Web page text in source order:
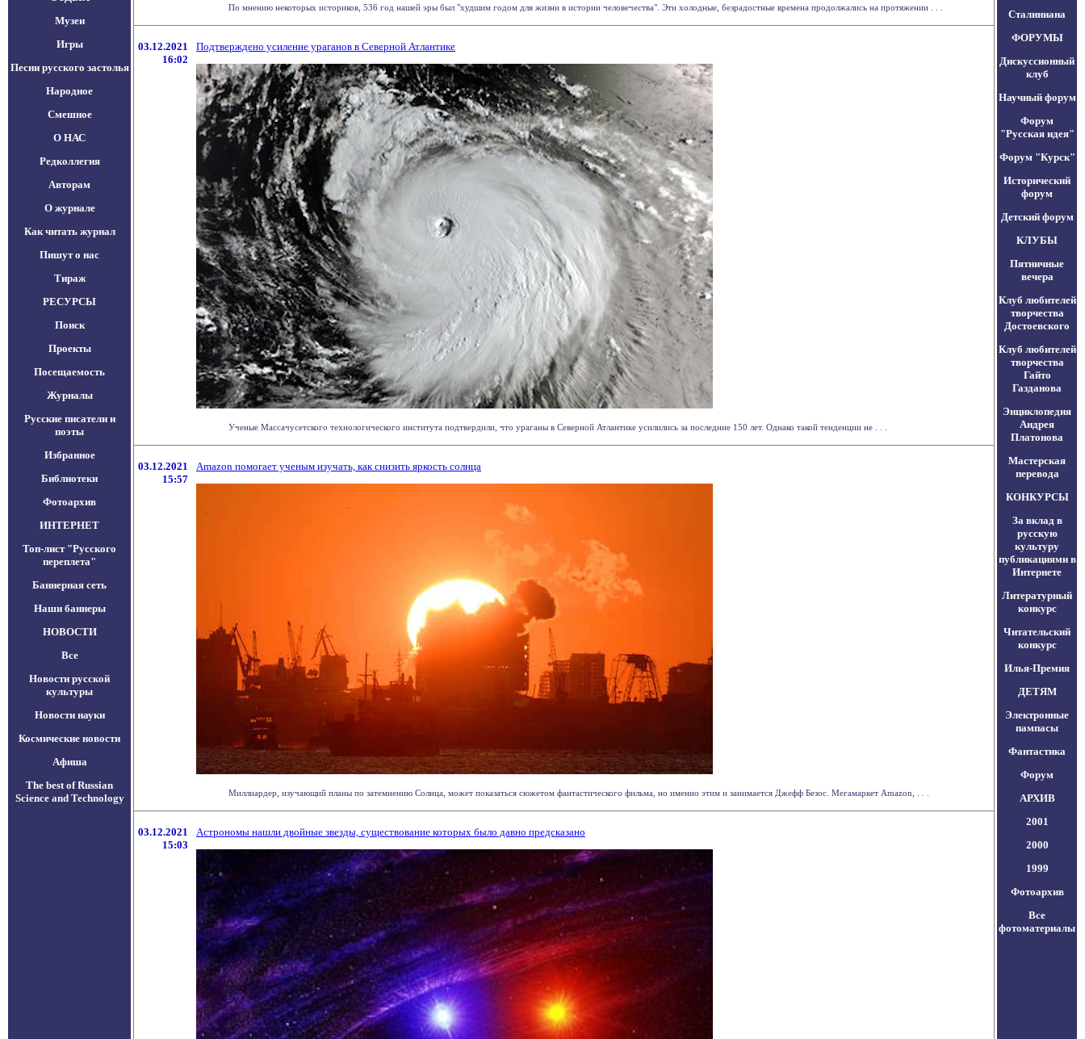
Музеи
Игры
Песни русского застолья
Народное
Смешное
О НАС
Редколлегия
Авторам
О журнале
Как читать журнал
Пишут о нас
Тираж
РЕСУРСЫ
Поиск
Проекты
Посещаемость
Журналы
Русские писатели и
поэты
Избранное
Библиотеки
Фотоархив
ИНТЕРНЕТ
Топ-лист "Русского
переплета"
Баннерная сеть
Наши баннеры
НОВОСТИ
Все
Новости русской
культуры
Новости науки
Космические новости
Афиша
The best of Russian
Science and Technology
По мнению некоторых историков, 536 год нашей эры был "худшим годом для жизни в истории человечества". Эти холодные, безрадостные времена продолжались на протяжении . . .
03.12.2021
16:02
Подтверждено усиление ураганов в Северной Атлантике
Ученые Массачусетского технологического института подтвердили, что ураганы в Северной Атлантике усилились за последние 150 лет. Однако такой тенденции не . . .
03.12.2021
15:57
Amazon помогает ученым изучать, как снизить яркость солнца
Миллиардер, изучающий планы по затемнению Солнца, может показаться сюжетом фантастического фильма, но именно этим и занимается Джефф Безос. Мегамаркет Amazon, . . .
03.12.2021
15:03
Астрономы нашли двойные звезды, существование которых было давно предсказано
Сталиниана
ФОРУМЫ
Дискуссионный
клуб
Научный форум
Форум
"Русская идея"
Форум "Курск"
Исторический
форум
Детский форум
КЛУБЫ
Пятничные
вечера
Клуб любителей
творчества
Достоевского
Клуб любителей
творчества
Гайто
Газданова
Энциклопедия
Андрея
Платонова
Мастерская
перевода
КОНКУРСЫ
За вклад в
русскую
культуру
публикациями в
Интернете
Литературный
конкурс
Читательский
конкурс
Илья-Премия
ДЕТЯМ
Электронные
пампасы
Фантастика
Форум
АРХИВ
2001
2000
1999
Фотоархив
Все
фотоматериалы